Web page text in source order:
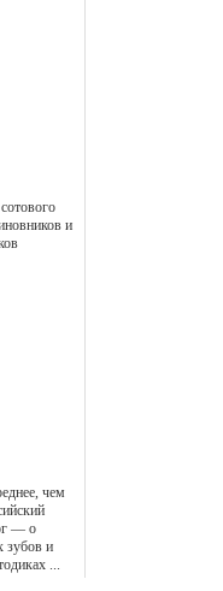
и
чем
— о
зубов и
...